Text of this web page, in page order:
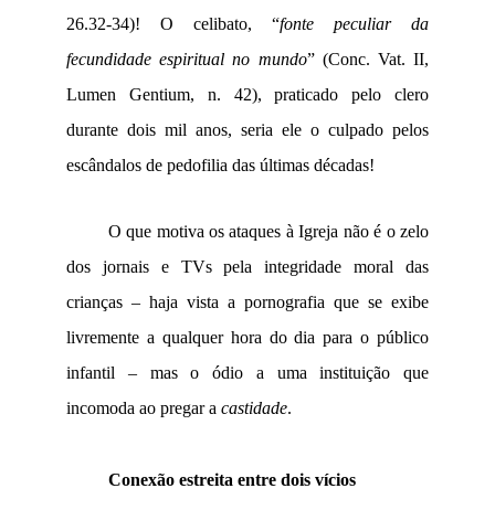
26.32-34)! O celibato, “fonte peculiar da
fecundidade espiritual no mundo” (Conc. Vat. II,
Lumen Gentium, n. 42), praticado pelo clero
durante dois mil anos, seria ele o culpado pelos
escândalos de pedofilia das últimas décadas!
O que motiva os ataques à Igreja não é o zelo
dos jornais e TVs pela integridade moral das
crianças – haja vista a pornografia que se exibe
livremente a qualquer hora do dia para o público
infantil – mas o ódio a uma instituição que
incomoda ao pregar a castidade.
Conexão estreita entre dois vícios